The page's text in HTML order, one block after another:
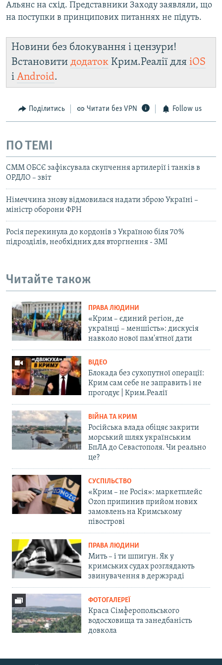
Альянс на схід. Представники Заходу заявляли, що
на поступки в принципових питаннях не підуть.
Новини без блокування і цензури!
Встановити додаток Крим.Реалії для iOS
і Android.
Поділитись Читати без VPN Follow us
ПО ТЕМІ
СММ ОБСЄ зафіксувала скупчення артилерії і танків в
ОРДЛО – звіт
Німеччина знову відмовилася надати зброю Україні –
міністр оборони ФРН
Росія перекинула до кордонів з Україною біля 70%
підрозділів, необхідних для вторгнення - ЗМІ
Читайте також
ПРАВА ЛЮДИНИ
«Крим – єдиний регіон, де
українці – меншість»: дискусія
навколо нової пам'ятної дати
ВІДЕО
Блокада без сухопутної операції:
Крим сам себе не заправить і не
прогодує | Крим.Реалії
ВІЙНА ТА КРИМ
Російська влада обіцяє закрити
морський шлях українським
БпЛА до Севастополя. Чи реально
це?
СУСПІЛЬСТВО
«Крим – не Росія»: маркетплейс
Ozon припинив прийом нових
замовлень на Кримському
півострові
ПРАВА ЛЮДИНИ
Мить – і ти шпигун. Як у
кримських судах розглядають
звинувачення в держзраді
ФОТОГАЛЕРЕЇ
Краса Сімферопольського
водосховища та занедбаність
довкола